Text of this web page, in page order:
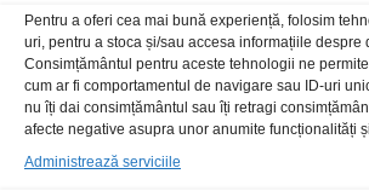
Pentru a oferi cea mai bună experiență, folosim
uri, pentru a stoca și/sau accesa informațiile despre
Consimțământul pentru aceste tehnologii ne
cum ar fi comportamentul de navigare sau ID-uri
nu îți dai consimțământul sau îți retragi
afecte negative asupra unor anumite funcționalități
Administrează serviciile